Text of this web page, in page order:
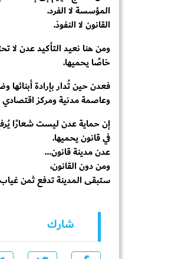
المؤسسة لا الفرد.
القانون لا النفوذ.
ومن هنا نعيد التأكيد عدن لا
خاصًا يحميها.
فعدن حين تُدار بإرادة
وعاصمة مدنية ومركز اقتصادي
إن حماية عدن ليست شعارًا
في قانون يحميها.
عدن مدينة قانون…
ومن دون القانون،
ستبقى المدينة تدفع ثمن غياب
شارك